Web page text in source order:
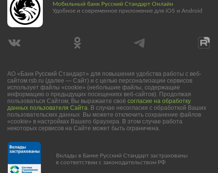
Мобильный банк Русский Стандарт Онлайн
Удобное и современное приложение для iOS и Android
АО «Банк Русский Стандарт» для повышения удобства работы с веб-
сайтом rsb.ru (далее — Сайт) и с целью персонализации сервисов
использует файлы «cookie» (небольшие файлы, содержащие
информацию о предыдущих посещениях веб-сайтов). Продолжая
пользоваться Сайтом, Вы выражаете своё согласие на обработку
данных пользователя Сайта. В случае несогласия с обработкой Ваших
пользовательских данных Вы можете отключить сохранение файлов
«cookie» в настройках Вашего браузера. В этом случае работа
некоторых сервисов на Сайте может быть ограничена.
Вклады в Банке Русский Стандарт застрахованы
в соответствии с законодательством РФ